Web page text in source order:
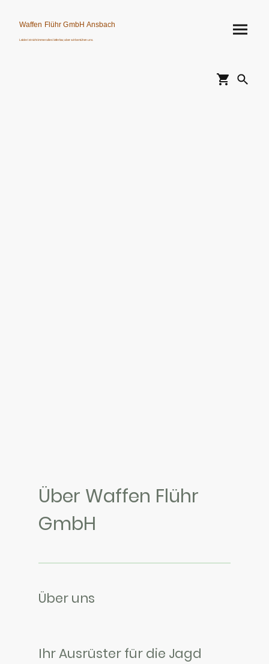
Waffen Flühr GmbH Ansbach
Leider ist nicht immer alles lieferbar, aber wir bemühen uns.
Über Waffen Flühr
GmbH
Über uns
Ihr Ausrüster für die Jagd